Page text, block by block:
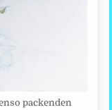
packenden